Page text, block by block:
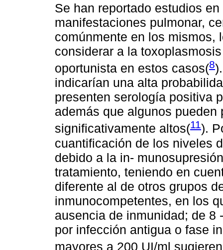
Se han reportado estudios
manifestaciones pulmonar,
comúnmente en los mismos,
considerar a la
oportunista en estos casos(8
indicarían una alta
presenten serología positiva
además que algunos
significativamente altos(11).
cuantificación de los niveles
debido a la in-
tratamiento, teniendo en
diferente al de otros grupos
inmunocompetentes, en los
ausencia de inmunidad; de 8
por infección antigua o fase
mayores a 200 UI/ml